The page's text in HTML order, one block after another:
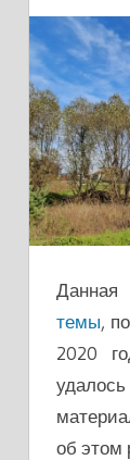
Данная
темы,
2020
удалось
об этом